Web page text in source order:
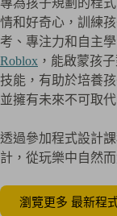
專為孩子規劃的程
情和好奇心，訓練
考、專注力和自主
Roblox ，能啟蒙孩
技能，有助於培養
並擁有未來不可取
透過參加程式設計
計，從玩樂中自然
瀏覽更多 最新程